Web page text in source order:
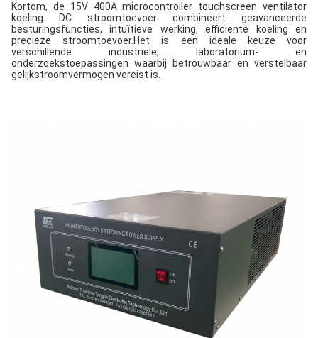
Kortom, de 15V 400A microcontroller touchscreen ventilator
koeling DC stroomtoevoer combineert geavanceerde
besturingsfuncties, intuïtieve werking, efficiënte koeling en
precieze stroomtoevoer.Het is een ideale keuze voor
verschillende industriële, laboratorium- en
onderzoekstoepassingen waarbij betrouwbaar en verstelbaar
gelijkstroomvermogen vereist is.